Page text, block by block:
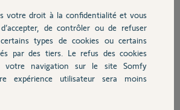
il faut être précise !
suis bloquée", qu'est-ce que ça veut dire. Vous
mobile, je suppose ? Et si oui, quel est le
votre droit à la confidentialité et vous
de contrôler ou de refuser
types de cookies ou certains
par des tiers. Le refus des cookies
votre navigation sur le site Somfy
expérience utilisateur sera moins